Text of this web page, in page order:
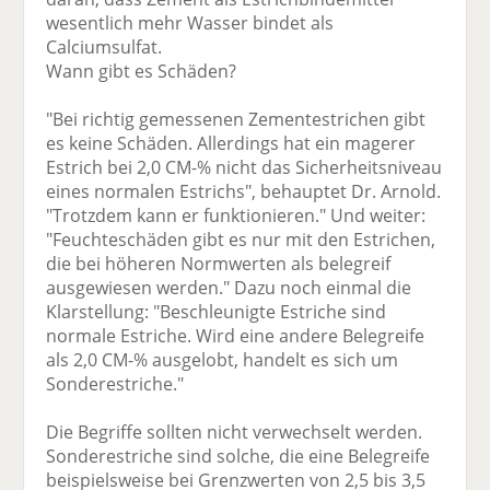
wesentlich mehr Wasser bindet als
Calciumsulfat.
Wann gibt es Schäden?
"Bei richtig gemessenen Zementestrichen gibt
es keine Schäden. Allerdings hat ein magerer
Estrich bei 2,0 CM-% nicht das Sicherheitsniveau
eines normalen Estrichs", behauptet Dr. Arnold.
"Trotzdem kann er funktionieren." Und weiter:
"Feuchteschäden gibt es nur mit den Estrichen,
die bei höheren Normwerten als belegreif
ausgewiesen werden." Dazu noch einmal die
Klarstellung: "Beschleunigte Estriche sind
normale Estriche. Wird eine andere Belegreife
als 2,0 CM-% ausgelobt, handelt es sich um
Sonderestriche."
Die Begriffe sollten nicht verwechselt werden.
Sonderestriche sind solche, die eine Belegreife
beispielsweise bei Grenzwerten von 2,5 bis 3,5